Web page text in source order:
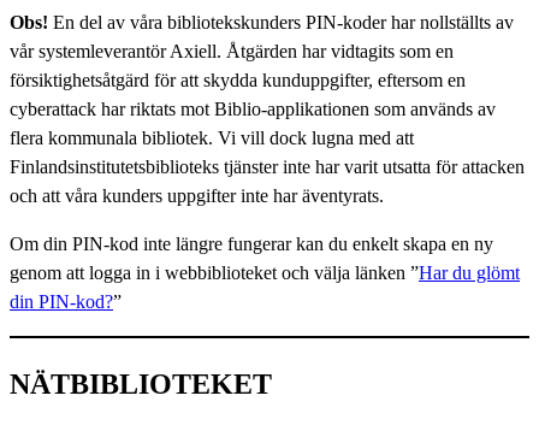
Obs! En del av våra bibliotekskunders PIN-koder har nollställts av
vår systemleverantör Axiell. Åtgärden har vidtagits som en
försiktighetsåtgärd för att skydda kunduppgifter, eftersom en
cyberattack har riktats mot Biblio-applikationen som används av
flera kommunala bibliotek. Vi vill dock lugna med att
Finlandsinstitutetsbiblioteks tjänster inte har varit utsatta för attacken
och att våra kunders uppgifter inte har äventyrats.
Om din PIN-kod inte längre fungerar kan du enkelt skapa en ny
genom att logga in i webbiblioteket och välja länken ”Har du glömt
din PIN-kod?”
NÄTBIBLIOTEKET